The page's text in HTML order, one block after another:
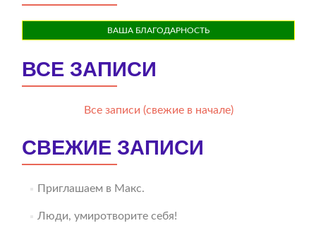
ВАША БЛАГОДАРНОСТЬ
ВСЕ ЗАПИСИ
Все записи (свежие в начале)
СВЕЖИЕ ЗАПИСИ
Приглашаем в Макс.
Люди, умиротворите себя!